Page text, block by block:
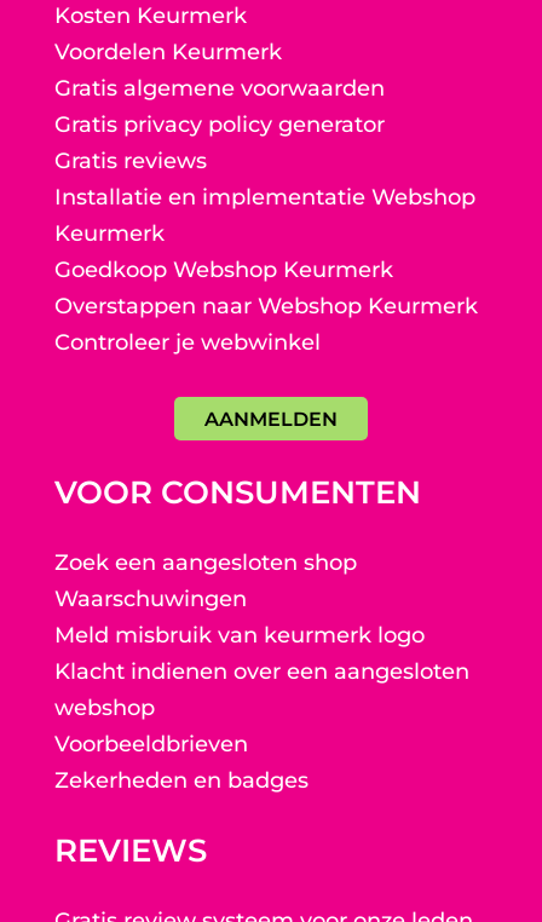
Kosten Keurmerk
Voordelen Keurmerk
Gratis algemene voorwaarden
Gratis privacy policy generator
Gratis reviews
Installatie en implementatie Webshop
Keurmerk
Goedkoop Webshop Keurmerk
Overstappen naar Webshop Keurmerk
Controleer je webwinkel
AANMELDEN
VOOR CONSUMENTEN
Zoek een aangesloten shop
Waarschuwingen
Meld misbruik van keurmerk logo
Klacht indienen over een aangesloten
webshop
Voorbeeldbrieven
Zekerheden en badges
REVIEWS